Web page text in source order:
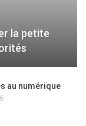
la petite
au numérique